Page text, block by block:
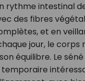
rythme intestinal
des fibres
et en
jour, le corps
équilibre. Le